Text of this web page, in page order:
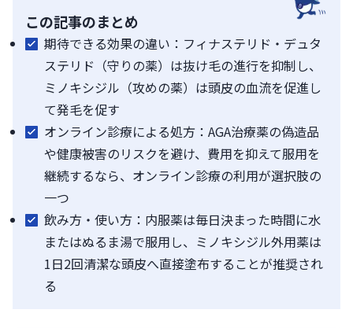
この記事のまとめ
期待できる効果の違い：フィナステリド・デュタ
ステリド（守りの薬）は抜け毛の進行を抑制し、
ミノキシジル（攻めの薬）は頭皮の血流を促進し
て発毛を促す
オンライン診療による処方：AGA治療薬の偽造品
や健康被害のリスクを避け、費用を抑えて服用を
継続するなら、オンライン診療の利用が選択肢の
一つ
飲み方・使い方：内服薬は毎日決まった時間に水
またはぬるま湯で服用し、ミノキシジル外用薬は
1日2回清潔な頭皮へ直接塗布することが推奨され
る